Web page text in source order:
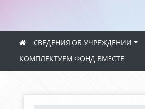
СВЕДЕНИЯ ОБ УЧРЕЖДЕНИИ
КОМПЛЕКТУЕМ ФОНД ВМЕСТЕ